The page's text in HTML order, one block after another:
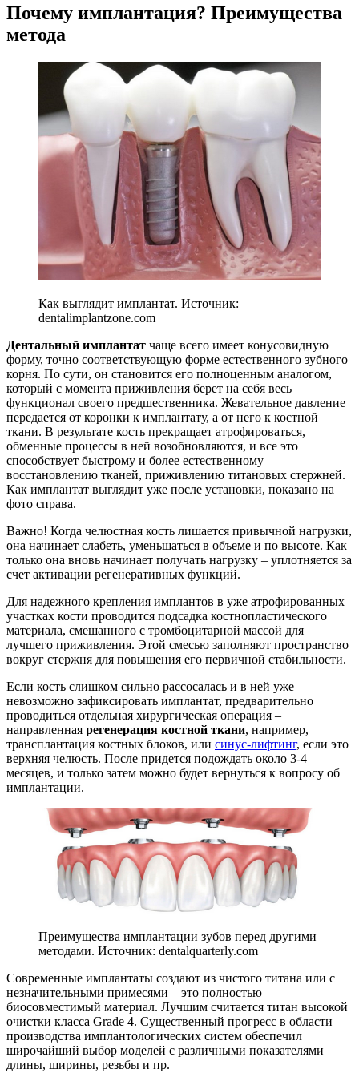
Почему имплантация? Преимущества
метода
Как выглядит имплантат. Источник:
dentalimplantzone.com
Дентальный имплантат чаще всего имеет конусовидную
форму, точно соответствующую форме естественного зубного
корня. По сути, он становится его полноценным аналогом,
который с момента приживления берет на себя весь
функционал своего предшественника. Жевательное давление
передается от коронки к имплантату, а от него к костной
ткани. В результате кость прекращает атрофироваться,
обменные процессы в ней возобновляются, и все это
способствует быстрому и более естественному
восстановлению тканей, приживлению титановых стержней.
Как имплантат выглядит уже после установки, показано на
фото справа.
Важно! Когда челюстная кость лишается привычной нагрузки,
она начинает слабеть, уменьшаться в объеме и по высоте. Как
только она вновь начинает получать нагрузку – уплотняется за
счет активации регенеративных функций.
Для надежного крепления имплантов в уже атрофированных
участках кости проводится подсадка костнопластического
материала, смешанного с тромбоцитарной массой для
лучшего приживления. Этой смесью заполняют пространство
вокруг стержня для повышения его первичной стабильности.
Если кость слишком сильно рассосалась и в ней уже
невозможно зафиксировать имплантат, предварительно
проводиться отдельная хирургическая операция –
направленная регенерация костной ткани, например,
трансплантация костных блоков, или синус-лифтинг, если это
верхняя челюсть. После придется подождать около 3-4
месяцев, и только затем можно будет вернуться к вопросу об
имплантации.
Преимущества имплантации зубов перед другими
методами. Источник: dentalquarterly.com
Современные имплантаты создают из чистого титана или с
незначительными примесями – это полностью
биосовместимый материал. Лучшим считается титан высокой
очистки класса Grade 4. Существенный прогресс в области
производства имплантологических систем обеспечил
широчайший выбор моделей с различными показателями
длины, ширины, резьбы и пр.